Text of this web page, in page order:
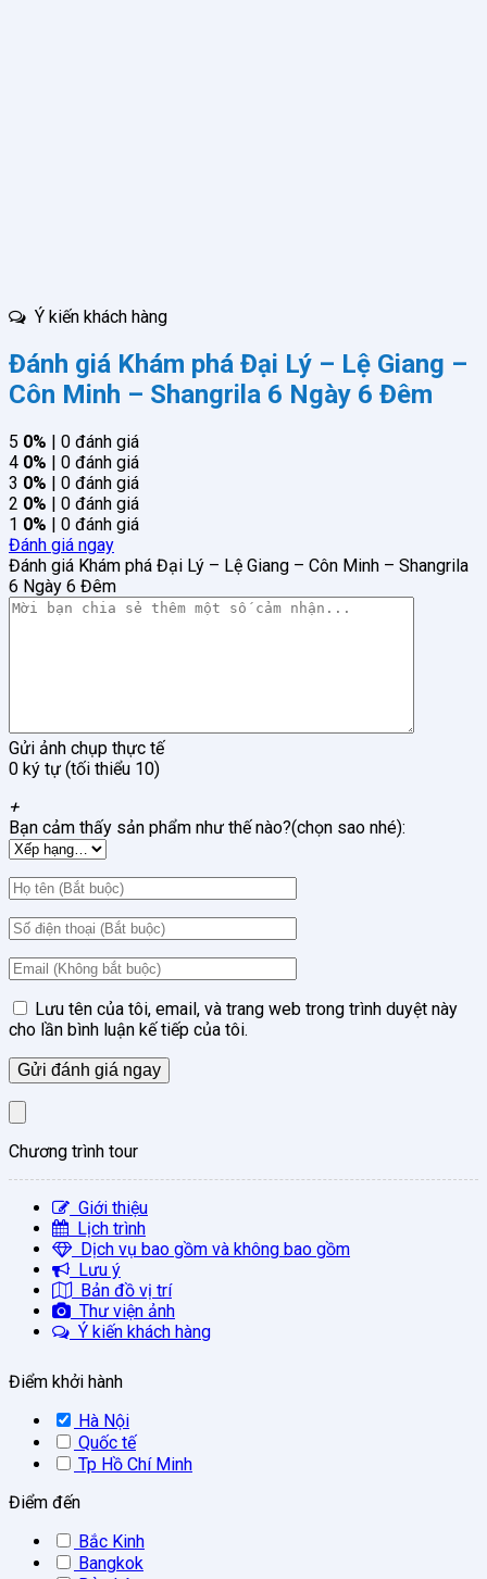
Ý kiến khách hàng
Đánh giá Khám phá Đại Lý – Lệ Giang –
Côn Minh – Shangrila 6 Ngày 6 Đêm
5 0% | 0 đánh giá
4 0% | 0 đánh giá
3 0% | 0 đánh giá
2 0% | 0 đánh giá
1 0% | 0 đánh giá
Đánh giá ngay
Đánh giá Khám phá Đại Lý – Lệ Giang – Côn Minh – Shangrila
6 Ngày 6 Đêm
Gửi ảnh chụp thực tế
0 ký tự (tối thiểu 10)
+
Bạn cảm thấy sản phẩm như thế nào?(chọn sao nhé):
Lưu tên của tôi, email, và trang web trong trình duyệt này
cho lần bình luận kế tiếp của tôi.
Chương trình tour
Giới thiệu
Lịch trình
Dịch vụ bao gồm và không bao gồm
Lưu ý
Bản đồ vị trí
Thư viện ảnh
Ý kiến khách hàng
Điểm khởi hành
Hà Nội
Quốc tế
Tp Hồ Chí Minh
Điểm đến
Bắc Kinh
Bangkok